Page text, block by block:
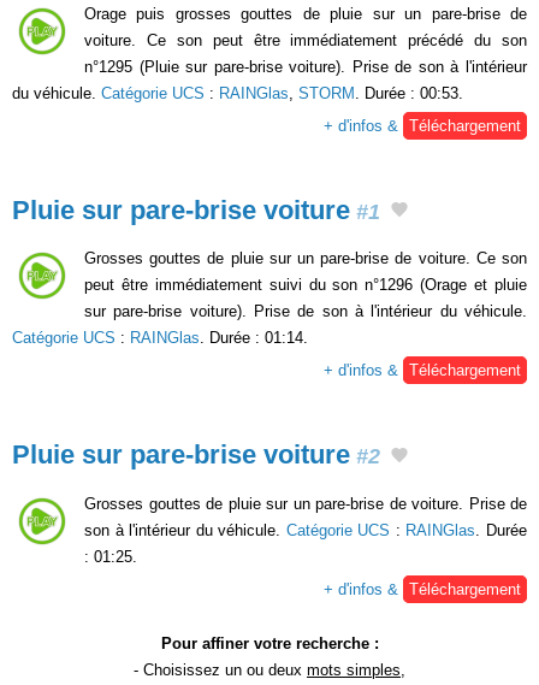
Orage puis grosses gouttes de pluie sur un pare-brise de
voiture. Ce son peut être immédiatement précédé du son
n°1295 (Pluie sur pare-brise voiture). Prise de son à l'intérieur
du véhicule. Catégorie UCS : RAINGlas STORM . Durée : 00:53.
+ d'infos &
Téléchargement
Pluie sur pare-brise voiture #1
Grosses gouttes de pluie sur un pare-brise de voiture. Ce son
peut être immédiatement suivi du son n°1296 (Orage et pluie
sur pare-brise voiture). Prise de son à l'intérieur du véhicule.
Catégorie UCS : RAINGlas. Durée : 01:14.
+ d'infos & Téléchargement
Pluie sur pare-brise voiture #2
Grosses gouttes de pluie sur un pare-brise de voiture. Prise de
son à l'intérieur du véhicule. Catégorie UCS : RAINGlas . Durée
: 01:25.
+ d'infos &
Téléchargement
Pour affiner votre recherche :
- Choisissez un ou deux mots simples